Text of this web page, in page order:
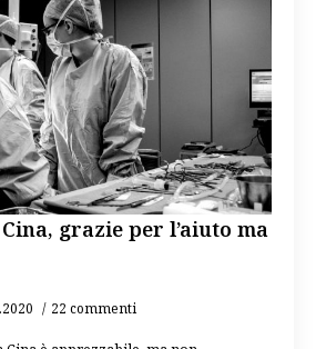
grazie per l’aiuto ma
22 commenti